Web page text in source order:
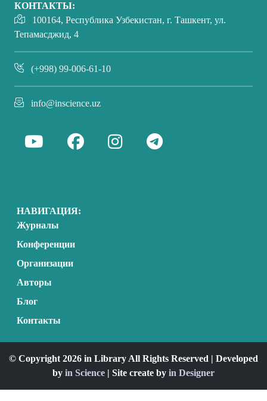
КОНТАКТЫ:
100164, Республика Узбекистан, г. Ташкент, ул.
Тепамасджид, 4
(+998) 99-006-61-10
info@inscience.uz
НАВИГАЦИЯ:
Журналы
Конференции
Организации
Авторы
Блог
Контакты
© Copyright 2026 in Library All Rights Reserved | Developed
by in Science | Site create by in Designer